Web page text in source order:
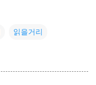
읽을거리